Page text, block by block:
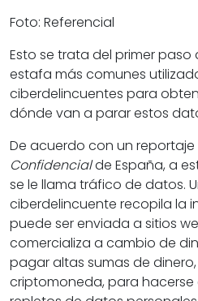
Foto: Referencial
Esto se trata del primer
estafa más comunes
ciberdelincuentes para
dónde van a parar estos
De acuerdo con un
Confidencialde España, a
se le llama tráfico de datos.
ciberdelincuente recopila la
puede ser enviada a sitios
comercializa a cambio de
pagar altas sumas de
criptomoneda, para hacerse